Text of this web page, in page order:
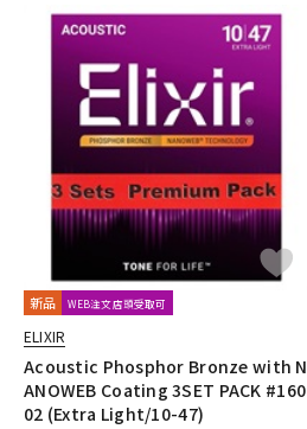
新品 WEB注文店頭受取可
ELIXIR
Acoustic Phosphor Bronze with N
ANOWEB Coating 3SET PACK #160
02 (Extra Light/10-47)